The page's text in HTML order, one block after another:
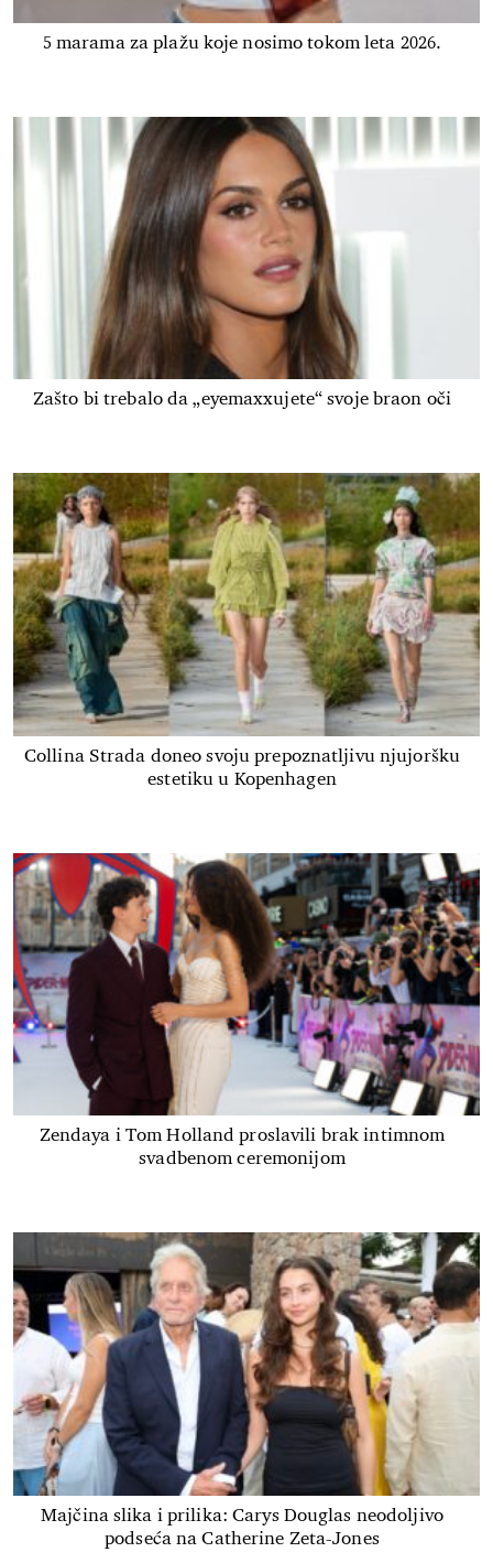
5 marama za plažu koje nosimo tokom leta 2026.
Zašto bi trebalo da „eyemaxxujete“ svoje braon oči
Collina Strada doneo svoju prepoznatljivu njujoršku
estetiku u Kopenhagen
Zendaya i Tom Holland proslavili brak intimnom
svadbenom ceremonijom
Majčina slika i prilika: Carys Douglas neodoljivo
podseća na Catherine Zeta-Jones